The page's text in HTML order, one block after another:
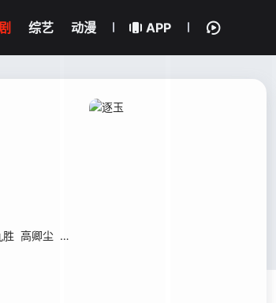
综艺 动漫 APP
胜 高卿尘 贾妮